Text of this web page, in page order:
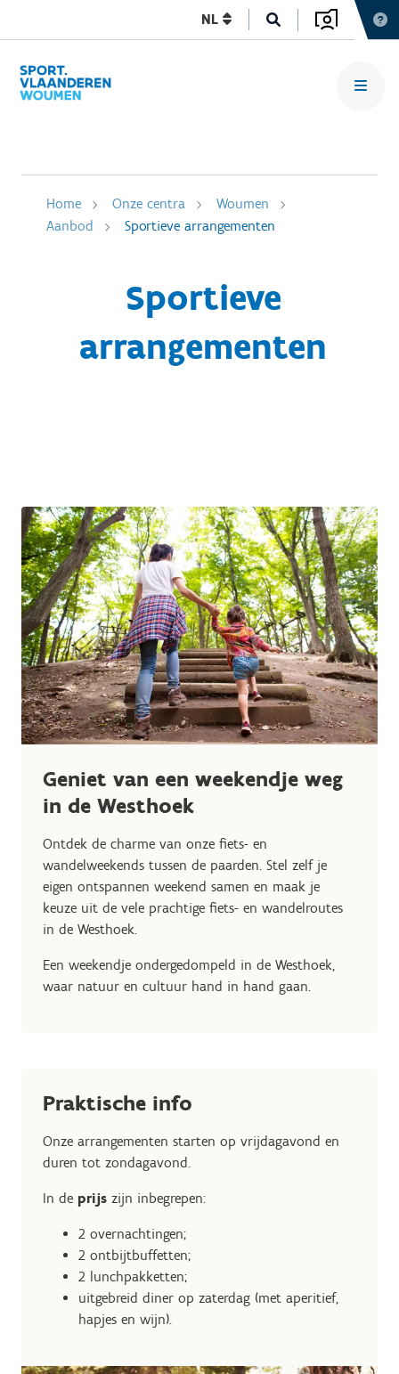
NL
Home Onze centra
Woumen
Aanbod
Sportieve arrangementen
Sportieve
arrangementen
Geniet van een weekendje weg
in de Westhoek
Ontdek de charme van onze fiets- en
wandelweekends tussen de paarden. Stel zelf je
eigen ontspannen weekend samen en maak je
keuze uit de vele prachtige fiets- en wandelroutes
in de Westhoek.
Een weekendje ondergedompeld in de Westhoek,
waar natuur en cultuur hand in hand gaan.
Praktische info
Onze arrangementen starten op vrijdagavond en
duren tot zondagavond.
In de prijs zijn inbegrepen:
2 overnachtingen;
2 ontbijtbuffetten;
2 lunchpakketten;
uitgebreid diner op zaterdag (met aperitief,
hapjes en wijn).